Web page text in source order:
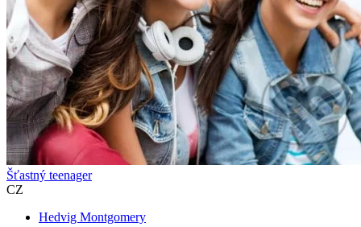
Šťastný teenager
CZ
Hedvig Montgomery